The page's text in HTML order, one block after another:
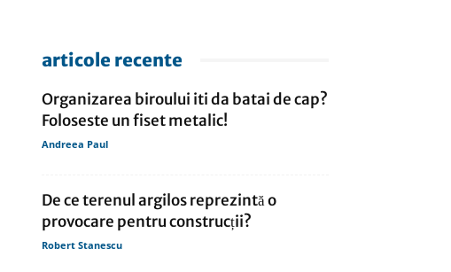
articole recente
Organizarea biroului iti da batai de cap?
Foloseste un fiset metalic!
Andreea Paul
De ce terenul argilos reprezintă o
provocare pentru construcții?
Robert Stanescu